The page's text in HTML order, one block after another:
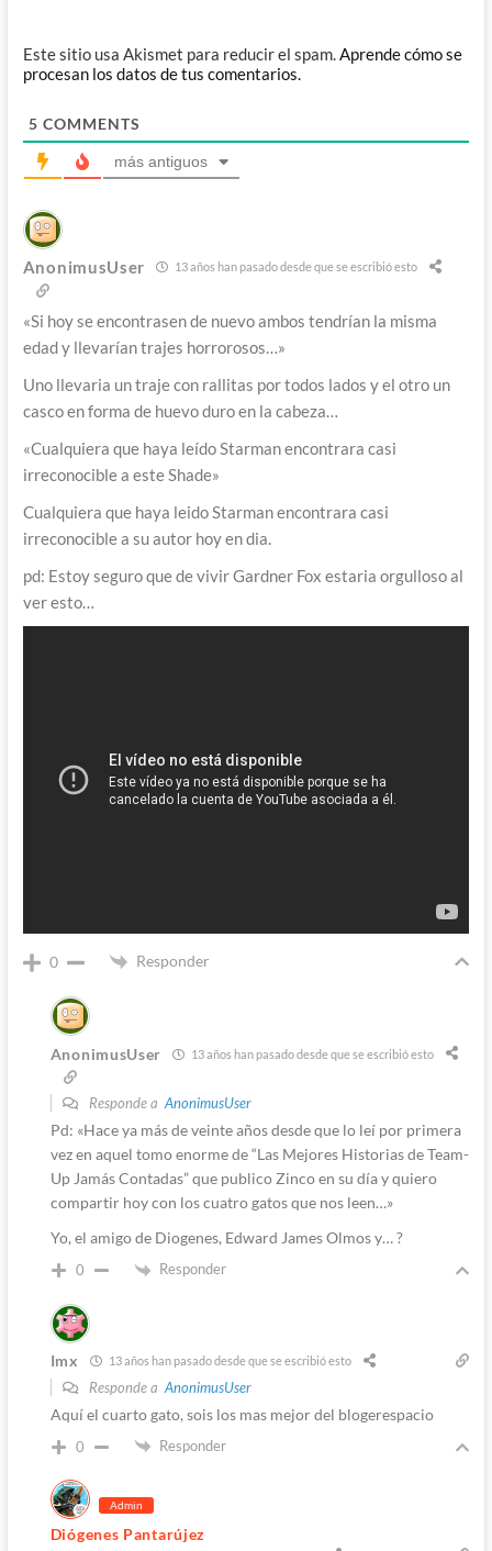
Este sitio usa Akismet para reducir el spam. Aprende cómo se
procesan los datos de tus comentarios.
5 COMMENTS
más antiguos
AnonimusUser 13 años han pasado desde que se escribió esto
«Si hoy se encontrasen de nuevo ambos tendrían la misma
edad y llevarían trajes horrorosos…»
Uno llevaria un traje con rallitas por todos lados y el otro un
casco en forma de huevo duro en la cabeza…
«Cualquiera que haya leído Starman encontrara casi
irreconocible a este Shade»
Cualquiera que haya leido Starman encontrara casi
irreconocible a su autor hoy en dia.
pd: Estoy seguro que de vivir Gardner Fox estaria orgulloso al
ver esto…
0 Responder
AnonimusUser 13 años han pasado desde que se escribió esto
Responde a AnonimusUser
Pd: «Hace ya más de veinte años desde que lo leí por primera
vez en aquel tomo enorme de “Las Mejores Historias de Team-
Up Jamás Contadas” que publico Zinco en su día y quiero
compartir hoy con los cuatro gatos que nos leen…»
Yo, el amigo de Diogenes, Edward James Olmos y… ?
0 Responder
Imx 13 años han pasado desde que se escribió esto
Responde a AnonimusUser
Aquí el cuarto gato, sois los mas mejor del blogerespacio
0 Responder
Admin
Diógenes Pantarújez